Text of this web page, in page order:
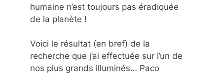
humaine n’est toujours pas éradiquée
de la planète !
Voici le résultat (en bref) de la
recherche que j’ai effectuée sur l’un de
nos plus grands illuminés… Paco